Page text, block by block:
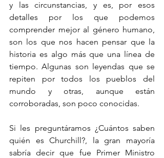
y las circunstancias, y es, por esos
detalles por los que podemos
comprender mejor al género humano,
son los que nos hacen pensar que la
historia es algo más que una línea de
tiempo. Algunas son leyendas que se
repiten por todos los pueblos del
mundo y otras, aunque están
corroboradas, son poco conocidas.
Si les preguntáramos ¿Cuántos saben
quién es Churchill?, la gran mayoría
sabría decir que fue Primer Ministro